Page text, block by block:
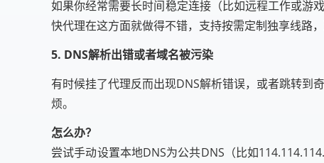
如果你经常需要长时间稳定连接（比如远程工作或游
快代理在这方面就做得不错，支持按需定制独享线路
5. DNS解析出错或者域名被污染
有时候挂了代理反而出现DNS解析错误，或者跳转到
烦。
怎么办？
尝试手动设置本地DNS为公共DNS（比如